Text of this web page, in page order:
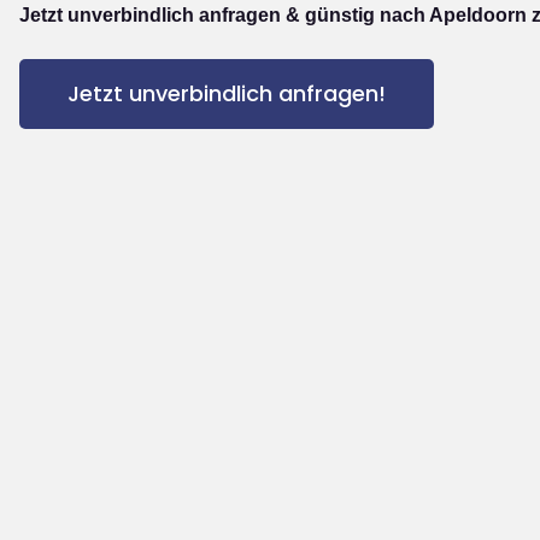
Jetzt unverbindlich anfragen & günstig nach Apeldoorn
Jetzt unverbindlich anfragen!